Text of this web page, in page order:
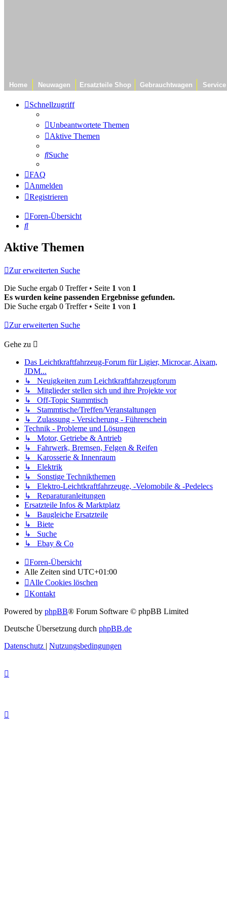
Home Neuwagen Ersatzteile Shop Gebrauchtwagen Service
Schnellzugriff
Unbeantwortete Themen
Aktive Themen
Suche
FAQ
Anmelden
Registrieren
Foren-Übersicht
Suche
Aktive Themen
Zur erweiterten Suche
Die Suche ergab 0 Treffer • Seite 1 von 1
Es wurden keine passenden Ergebnisse gefunden.
Die Suche ergab 0 Treffer • Seite 1 von 1
Zur erweiterten Suche
Gehe zu
Das Leichtkraftfahrzeug-Forum für Ligier, Microcar, Aixam,
JDM...
↳ Neuigkeiten zum Leichtkraftfahrzeugforum
↳ Mitglieder stellen sich und ihre Projekte vor
↳ Off-Topic Stammtisch
↳ Stammtische/Treffen/Veranstaltungen
↳ Zulassung - Versicherung - Führerschein
Technik - Probleme und Lösungen
↳ Motor, Getriebe & Antrieb
↳ Fahrwerk, Bremsen, Felgen & Reifen
↳ Karosserie & Innenraum
↳ Elektrik
↳ Sonstige Technikthemen
↳ Elektro-Leichtkraftfahrzeuge, -Velomobile & -Pedelecs
↳ Reparaturanleitungen
Ersatzteile Infos & Marktplatz
↳ Baugleiche Ersatzteile
↳ Biete
↳ Suche
↳ Ebay & Co
Foren-Übersicht
Alle Zeiten sind UTC+01:00
Alle Cookies löschen
Kontakt
Powered by phpBB® Forum Software © phpBB Limited
Deutsche Übersetzung durch phpBB.de
Datenschutz | Nutzungsbedingungen